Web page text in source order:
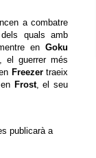
a combatre
quals amb
en Goku
, el guerrer més
Freezertraeix
Frost, el seu
publicarà a